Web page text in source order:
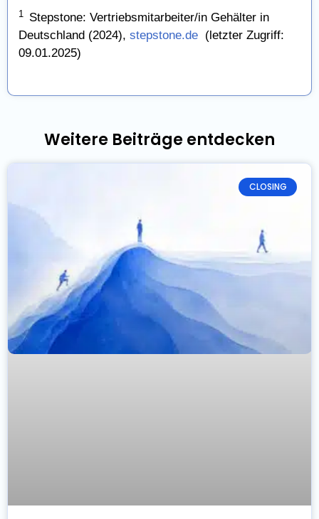
1 Stepstone: Vertriebsmitarbeiter/in Gehälter in
Deutschland (2024), stepstone.de (letzter Zugriff:
09.01.2025)
Weitere Beiträge entdecken
CLOSING